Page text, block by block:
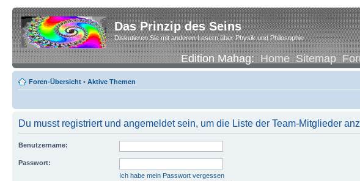
Das Prinzip des Seins
Diskutieren Sie mit anderen Lesern über Physik und Philosophie
Edition Mahag:Home Sitemap
Foren-Übersicht • Aktive Themen
Du musst registriert und angemeldet sein, um die Liste der Team-Mitglieder
Benutzername:
Passwort:
Ich habe mein Passwort vergessen